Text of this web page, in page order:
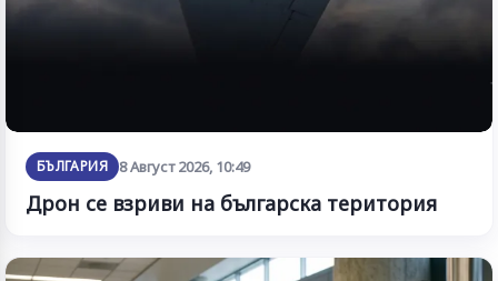
БЪЛГАРИЯ 8 Август 2026, 10:49
Дрон се взриви на българска територия